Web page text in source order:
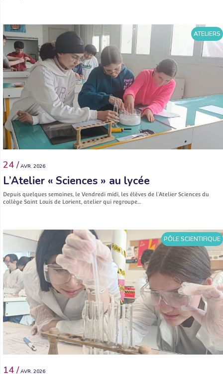
ATELIERS
24 / AVR. 2026
L’Atelier « Sciences » au lycée
Depuis quelques semaines, le Vendredi midi, les élèves de l’Atelier Sciences du
collège Saint Louis de Lorient, atelier qui regroupe…
PÔLE SCIENTIFIQUE
14 / AVR. 2026